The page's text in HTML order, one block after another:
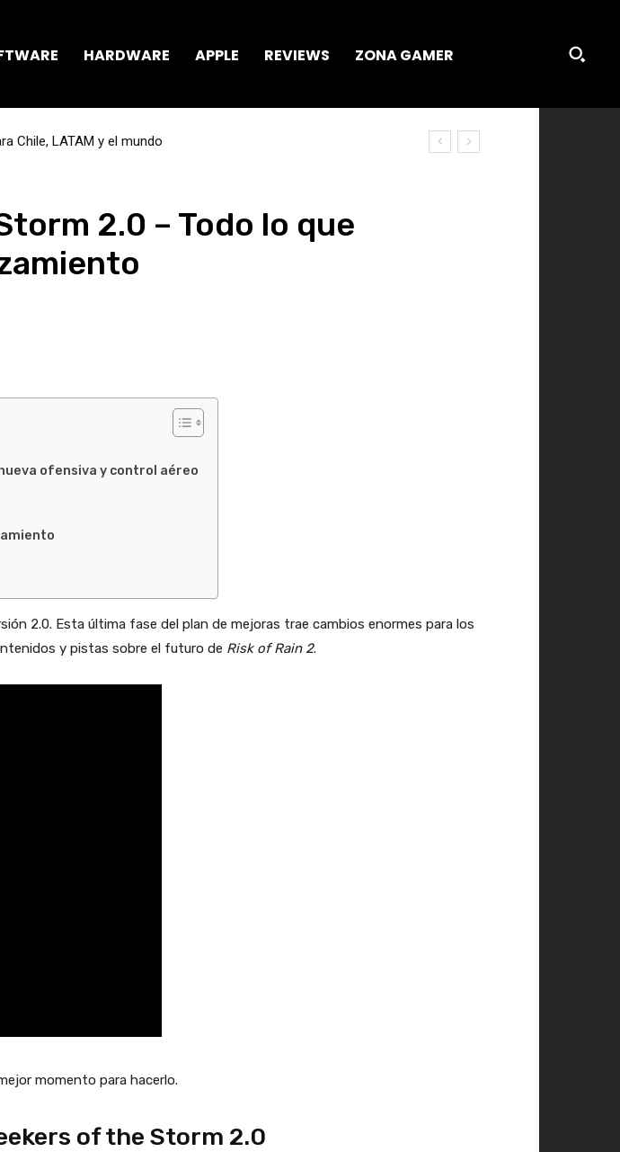
HARDWARE APPLE REVIEWS ZONA GAMER
Chile, LATAM y el mundo
2.0 – Todo lo que
ofensiva y control aéreo
2.0. Esta última fase del plan de mejoras trae cambios enormes para los
y pistas sobre el futuro de Risk of Rain 2.
momento para hacerlo.
of the Storm 2.0